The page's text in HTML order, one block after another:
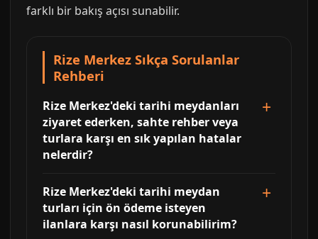
farklı bir bakış açısı sunabilir.
Rize Merkez Sıkça Sorulanlar
Rehberi
Rize Merkez'deki tarihi meydanları
ziyaret ederken, sahte rehber veya
turlara karşı en sık yapılan hatalar
nelerdir?
Rize Merkez'deki tarihi meydan
turları için ön ödeme isteyen
ilanlara karşı nasıl korunabilirim?